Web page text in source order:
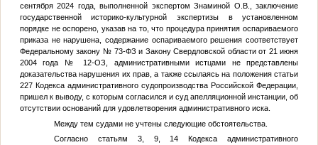
сентября 2024 года, выполненной экспертом Знаминой О.В., заключение
государственной историко-культурной экспертизы в установленном
порядке не оспорено, указав на то, что процедура принятия оспариваемого
приказа не нарушена, содержание оспариваемого решения соответствует
Федеральному закону № 73-ФЗ и Закону Свердловской области от 21 июня
2004 года № 12-ОЗ, административными истцами не представлены
доказательства нарушения их прав, а также ссылаясь на положения статьи
227 Кодекса административного судопроизводства Российской Федерации,
пришел к выводу, с которым согласился и суд апелляционной инстанции, об
отсутствии оснований для удовлетворения административного иска.
Между тем судами не учтены следующие обстоятельства.
Согласно статьям 3, 9, 14 Кодекса административного